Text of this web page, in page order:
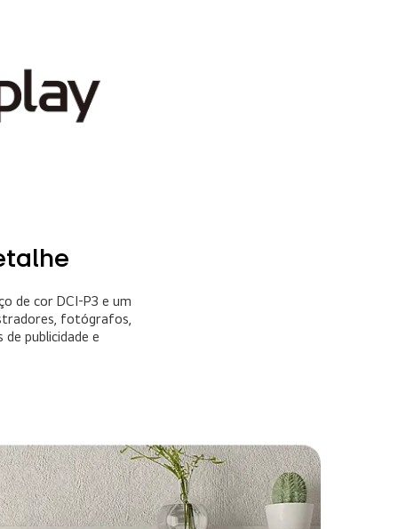
de cor DCI-P3 e um
fotógrafos,
publicidade e